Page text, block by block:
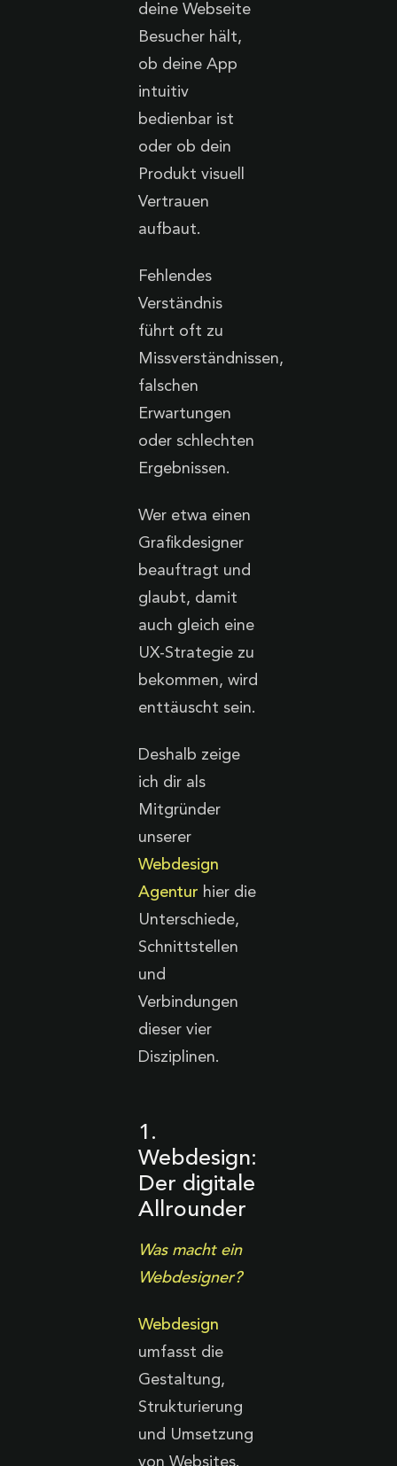
deine Webseite
Besucher hält,
ob deine App
intuitiv
bedienbar ist
oder ob dein
Produkt visuell
Vertrauen
aufbaut.
Fehlendes
Verständnis
führt oft zu
Missverständnissen,
falschen
Erwartungen
oder schlechten
Ergebnissen.
Wer etwa einen
Grafikdesigner
beauftragt und
glaubt, damit
auch gleich eine
UX-Strategie zu
bekommen, wird
enttäuscht sein.
Deshalb zeige
ich dir als
Mitgründer
unserer
Webdesign
Agentur hier die
Unterschiede,
Schnittstellen
und
Verbindungen
dieser vier
Disziplinen.
1.
Webdesign:
Der digitale
Allrounder
Was macht ein
Webdesigner?
Webdesign
umfasst die
Gestaltung,
Strukturierung
und Umsetzung
von Websites.